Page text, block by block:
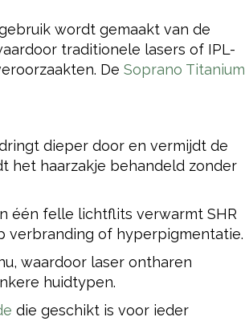
wordt gemaakt van de
traditionele lasers of IPL-
De Soprano Titanium
dieper door en vermijdt de
het haarzakje behandeld zonder
één felle lichtflits verwarmt SHR
verbranding of hyperpigmentatie.
waardoor laser ontharen
huidtypen.
die geschikt is voor ieder